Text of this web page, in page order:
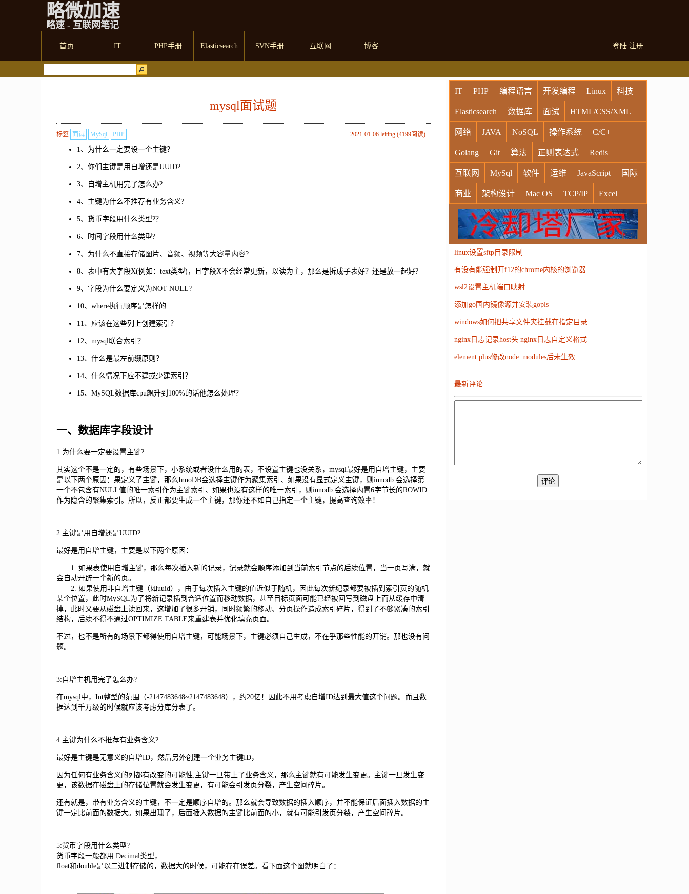
略微加速
略速 - 互联网笔记
首页 IT PHP手册 Elasticsearch SVN手册 互联网 博客 登陆 注册
mysql面试题
2021-01-06 leiting (4199阅读)
标签 面试 MySql PHP
1、为什么一定要设一个主键？
2、你们主键是用自增还是UUID?
3、自增主机用完了怎么办?
4、主键为什么不推荐有业务含义?
5、货币字段用什么类型?？
6、时间字段用什么类型?
7、为什么不直接存储图片、音频、视频等大容量内容?
8、表中有大字段X(例如：text类型)，且字段X不会经常更新，以读为主，那么是拆成子表好？还是放一起好?
9、字段为什么要定义为NOT NULL?
10、where执行顺序是怎样的
11、应该在这些列上创建索引？
12、mysql联合索引？
13、什么是最左前缀原则？
14、什么情况下应不建或少建索引？
15、MySQL数据库cpu飙升到100%的话他怎么处理？
一、数据库字段设计
1:为什么要一定要设置主键?
其实这个不是一定的，有些场景下，小系统或者没什么用的表，不设置主键也没关系，mysql最好是用自增主键，主要
是以下两个原因：果定义了主键，那么InnoDB会选择主键作为聚集索引、如果没有显式定义主键，则innodb 会选择第
一个不包含有NULL值的唯一索引作为主键索引、如果也没有这样的唯一索引，则innodb 会选择内置6字节长的ROWID
作为隐含的聚集索引。所以，反正都要生成一个主键，那你还不如自己指定一个主键，提高查询效率！
2:主键是用自增还是UUID?
最好是用自增主键，主要是以下两个原因：
1. 如果表使用自增主键，那么每次插入新的记录，记录就会顺序添加到当前索引节点的后续位置，当一页写满，就
会自动开辟一个新的页。
2. 如果使用非自增主键（如uuid），由于每次插入主键的值近似于随机，因此每次新纪录都要被插到索引页的随机
某个位置，此时MySQL为了将新记录插到合适位置而移动数据，甚至目标页面可能已经被回写到磁盘上而从缓存中清
掉，此时又要从磁盘上读回来，这增加了很多开销，同时频繁的移动、分页操作造成索引碎片，得到了不够紧凑的索引
结构，后续不得不通过OPTIMIZE TABLE来重建表并优化填充页面。
不过，也不是所有的场景下都得使用自增主键，可能场景下，主键必须自己生成，不在乎那些性能的开销。那也没有问
题。
3:自增主机用完了怎么办?
在mysql中，Int整型的范围（-2147483648~2147483648），约20亿！因此不用考虑自增ID达到最大值这个问题。而且数
据达到千万级的时候就应该考虑分库分表了。
4:主键为什么不推荐有业务含义?
最好是主键是无意义的自增ID，然后另外创建一个业务主键ID，
因为任何有业务含义的列都有改变的可能性,主键一旦带上了业务含义，那么主键就有可能发生变更。主键一旦发生变
更，该数据在磁盘上的存储位置就会发生变更，有可能会引发页分裂，产生空间碎片。
还有就是，带有业务含义的主键，不一定是顺序自增的。那么就会导致数据的插入顺序，并不能保证后面插入数据的主
键一定比前面的数据大。如果出现了，后面插入数据的主键比前面的小，就有可能引发页分裂，产生空间碎片。
5:货币字段用什么类型?
货币字段一般都用 Decimal类型，
float和double是以二进制存储的，数据大的时候，可能存在误差。看下面这个图就明白了：
IT PHP 编程语言 开发编程 Linux 科技
Elasticsearch 数据库 面试 HTML/CSS/XML
网络 JAVA NoSQL 操作系统 C/C++
Golang Git 算法 正则表达式 Redis
互联网 MySql 软件 运维 JavaScript 国际
商业 架构设计 Mac OS TCP/IP Excel
Windows Oracle Socket VR Vim
MongoDB 运营 Python MemCache 硬件
电子 娱乐 设计
WordPress HTTP 团建 数码电器
广告
linux设置sftp目录限制
有没有能强制开f12的chrome内核的浏览器
wsl2设置主机端口映射
添加go国内镜像源并安装gopls
windows如何把共享文件夹挂载在指定目录
nginx日志记录host头 nginx日志自定义格式
element plus修改node_modules后未生效
最新评论: